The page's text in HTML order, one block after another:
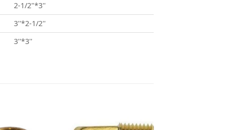
2-1/2"*3''
3''*2-1/2''
3''*3''